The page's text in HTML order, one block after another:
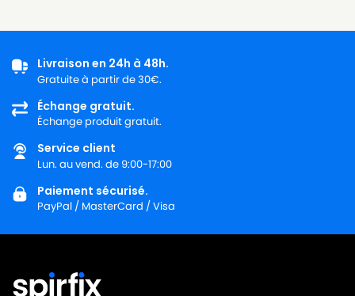
Livraison en 24h à 48h.
Gratuite à partir de 30€.
Échange gratuit.
Échange produit gratuit.
Service client
Lun. au vend. de 9:00-17:00
Paiement sécurisé.
PayPal / MasterCard / Visa